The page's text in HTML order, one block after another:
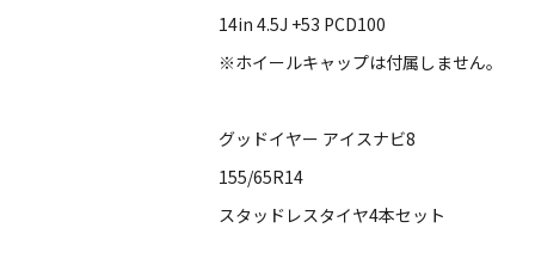
14in 4.5J +53 PCD100
※ホイールキャップは付属しません。
グッドイヤー アイスナビ8
155/65R14
スタッドレスタイヤ4本セット